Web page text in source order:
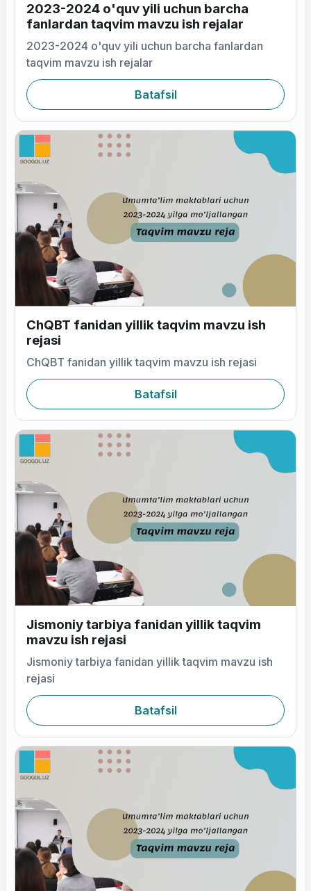
2023-2024 o'quv yili uchun barcha
fanlardan taqvim mavzu ish rejalar
2023-2024 o'quv yili uchun barcha fanlardan
taqvim mavzu ish rejalar
Batafsil
ChQBT fanidan yillik taqvim mavzu ish
rejasi
ChQBT fanidan yillik taqvim mavzu ish rejasi
Batafsil
Jismoniy tarbiya fanidan yillik taqvim
mavzu ish rejasi
Jismoniy tarbiya fanidan yillik taqvim mavzu ish
rejasi
Batafsil